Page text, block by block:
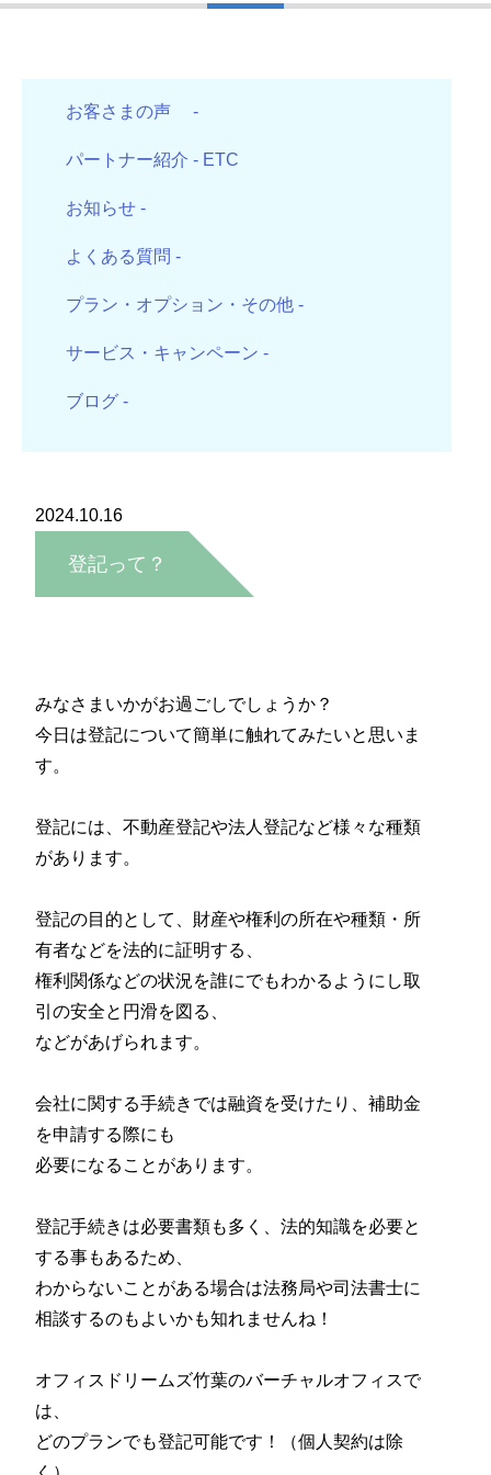
お客さまの声 -
パートナー紹介 - ETC
お知らせ -
よくある質問 -
プラン・オプション・その他 -
サービス・キャンペーン -
ブログ -
2024.10.16
登記って？
みなさまいかがお過ごしでしょうか？
今日は登記について簡単に触れてみたいと思いま
す。
登記には、不動産登記や法人登記など様々な種類
があります。
登記の目的として、財産や権利の所在や種類・所
有者などを法的に証明する、
権利関係などの状況を誰にでもわかるようにし取
引の安全と円滑を図る、
などがあげられます。
会社に関する手続きでは融資を受けたり、補助金
を申請する際にも
必要になることがあります。
登記手続きは必要書類も多く、法的知識を必要と
する事もあるため、
わからないことがある場合は法務局や司法書士に
相談するのもよいかも知れませんね！
オフィスドリームズ竹葉のバーチャルオフィスで
は、
どのプランでも登記可能です！（個人契約は除